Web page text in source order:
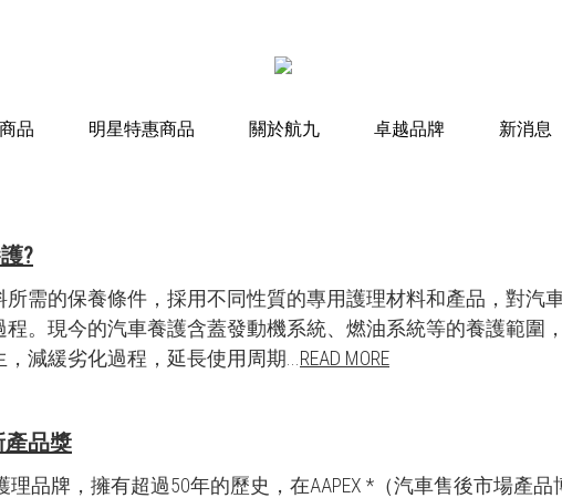
品 明星特惠商品 關於航九 卓越品牌 新消息
?
需的保養條件，採用不同性質的專用護理材料和產品，對汽
。現今的汽車養護含蓋發動機系統、燃油系統等的養護範圍
減緩劣化過程，延長使用周期... READ MORE
產品獎
理品牌，擁有超過50年的歷史，在AAPEX *（汽車售後市場產品